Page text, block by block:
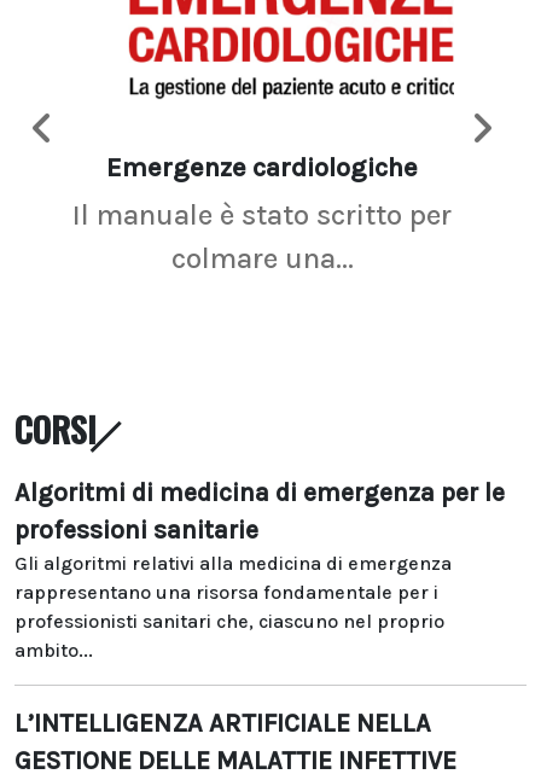
Emergenze cardiologiche
Il manuale è stato scritto per
colmare una...
CORSI
Algoritmi di medicina di emergenza per le
professioni sanitarie
Gli algoritmi relativi alla medicina di emergenza
rappresentano una risorsa fondamentale per i
professionisti sanitari che, ciascuno nel proprio
ambito...
L’INTELLIGENZA ARTIFICIALE NELLA
GESTIONE DELLE MALATTIE INFETTIVE